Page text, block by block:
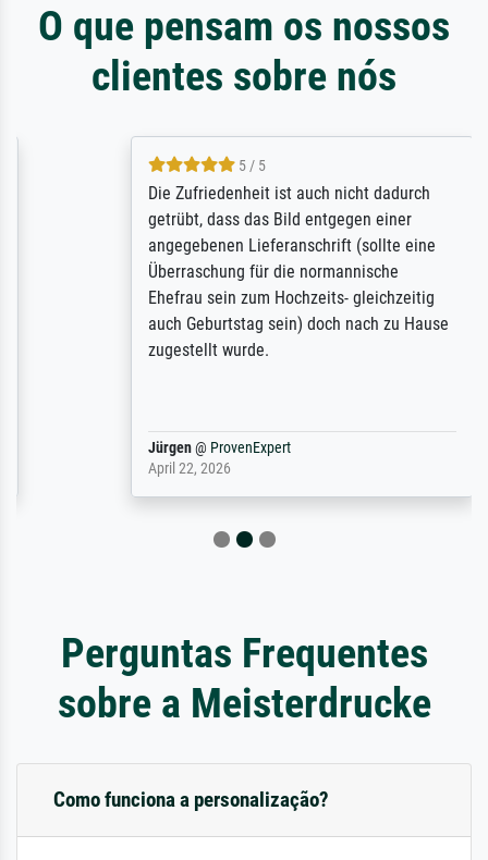
O que pensam os nossos
clientes sobre nós
5 / 5
Die Zufriedenheit ist auch nicht dadurch
getrübt, dass das Bild entgegen einer
angegebenen Lieferanschrift (sollte eine
Überraschung für die normannische
Ehefrau sein zum Hochzeits- gleichzeitig
auch Geburtstag sein) doch nach zu Hause
zugestellt wurde.
@ProvenExpert
April 22, 2026
Perguntas Frequentes
sobre a Meisterdrucke
Como funciona a personalização?